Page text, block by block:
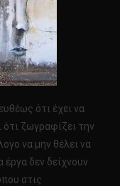
ότι έχει να
ότι ζωγραφίζει την
να μην θέλει να
έργα δεν δείχνουν
στις